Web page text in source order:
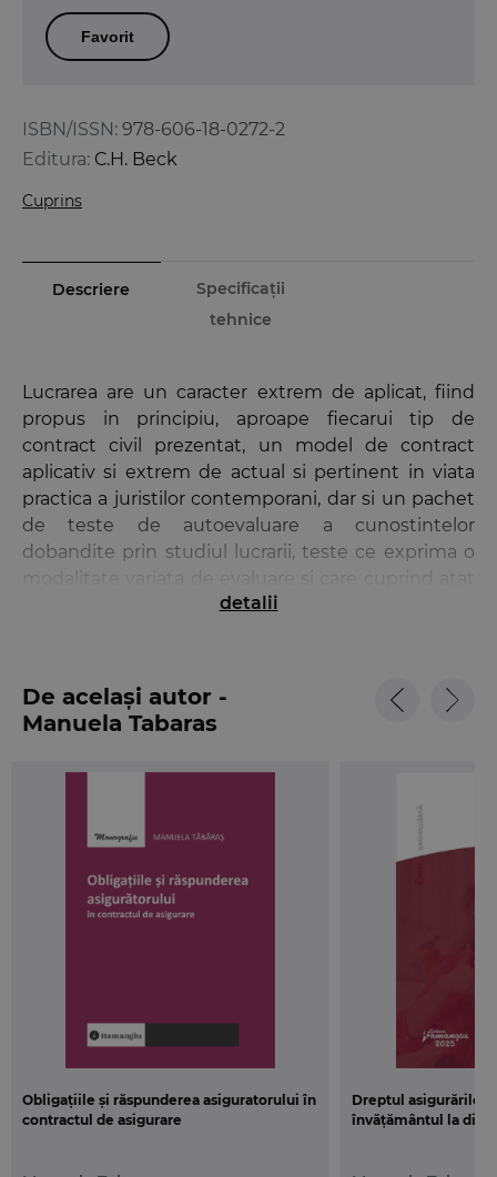
ISBN/ISSN: 978-606-18-0272-2
Editura: C.H. Beck
Cuprins
Favorit
Descriere
Specificații
tehnice
Lucrarea are un caracter extrem de aplicat, fiind
propus in principiu, aproape fiecarui tip de
contract civil prezentat, un model de contract
aplicativ si extrem de actual si pertinent in viata
practica a juristilor contemporani, dar si un pachet
de teste de autoevaluare a cunostintelor
dobandite prin studiul lucrarii, teste ce exprima o
subiecte traditionale de sinteza asupra diferitelor
contract, teste grila sau chiar provocari adresate
cititorului de redactare la solicitarea uneia dintre
parti a unui anumit tip de contract.
extrem de aplicat, un instrument util nu doar
studentilor invatamantului la distanta, carora cu
precadere le este adresat, dar si oricarui
intreprinzator incursionist in domeniul dreptului,
detalii
De același autor -
Manuela Tabaras
Obligațiile și răspunderea asiguratorului în
contractul de asigurare
Dreptul asigurărilor.
învățământul la